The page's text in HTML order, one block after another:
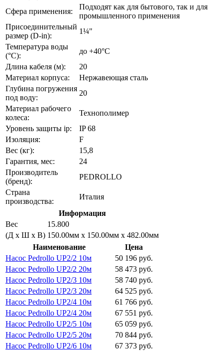
Сфера применения:
Подходят как для бытового, так и для
промышленного применения
Присоединительный
размер (D-in):
1¼"
Температура воды
(°C):
до +40°C
Длина кабеля (м):
20
Материал корпуса:
Нержавеющая сталь
Глубина погружения
под воду:
20
Материал рабочего
колеса:
Технополимер
Уровень защиты ip:
IP 68
Изоляция:
F
Вес (кг):
15,8
Гарантия, мес:
24
Производитель
(бренд):
PEDROLLO
Страна
производства:
Италия
Информация
Вес
15.800
(Д х Ш х В) 150.00мм x 150.00мм x 482.00мм
Наименование
Цена
Насос Pedrollo UP2/2 10м
50 196 руб.
Насос Pedrollo UP2/2 20м
58 473 руб.
Насос Pedrollo UP2/3 10м
58 740 руб.
Насос Pedrollo UP2/3 20м
64 525 руб.
Насос Pedrollo UP2/4 10м
61 766 руб.
Насос Pedrollo UP2/4 20м
67 551 руб.
Насос Pedrollo UP2/5 10м
65 059 руб.
Насос Pedrollo UP2/5 20м
70 844 руб.
Насос Pedrollo UP2/6 10м
67 373 руб.